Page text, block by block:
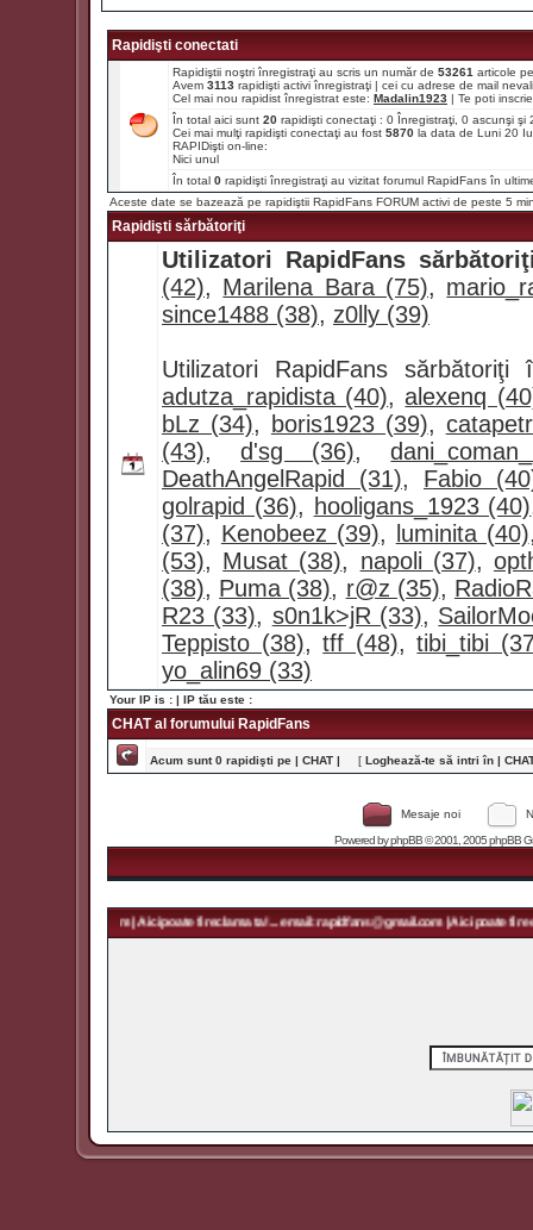
Rapidişti conectati
Rapidiştii noştri înregistraţi au scris un număr de 53261 articole
Avem 3113 rapidişti activi înregistraţi | cei cu adrese de mail
Cel mai nou rapidist înregistrat este: Madalin1923 | Te poti
În total aici sunt 20 rapidişti conectaţi : 0 Înregistraţi, 0 ascunşi
Cei mai mulţi rapidişti conectaţi au fost 5870 la data de Luni 20
RAPIDişti on-line:
Nici unul
În total 0 rapidişti înregistraţi au vizitat forumul RapidFans în
Aceste date se bazează pe rapidiştii RapidFans FORUM activi de peste 5
Rapidişti sărbătoriţi
Utilizatori RapidFans
(42), Marilena Bara (75),
since1488 (38), z0lly (39)
Utilizatori RapidFans
adutza_rapidista (40),alexenq
bLz (34), boris1923 (39),
(43),d'sg (36),
DeathAngelRapid (31), Fabio
golrapid (36), hooligans_1923 (40)
(37), Kenobeez (39), luminita (40)
(53), Musat (38), napoli (37),
(38), Puma (38), r@z (35),
R23 (33), s0n1k>jR (33),
Teppisto (38),tff (48),tibi_tibi
yo_alin69 (33)
Your IP is : | IP tău este :
CHAT al forumului RapidFans
Acum sunt 0 rapidişti pe | CHAT | [ Loghează-te să intri în |
Mesaje noi
Powered byphpBB© 2001, 2005 phpBB
| Aici poate fi reclama ta! ... email: rapidfans@gmail.com | Aici poate fi